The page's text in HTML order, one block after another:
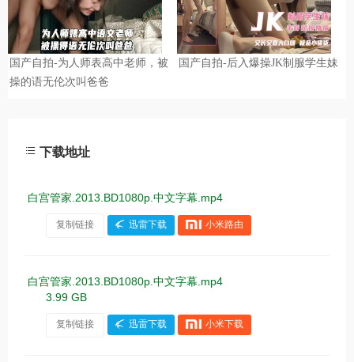
下载地址
白宫管家.2013.BD1080p.中文字幕.mp4
复制链接 迅雷下载 小米路由
白宫管家.2013.BD1080p.中文字幕.mp4
3.99 GB
复制链接 迅雷下载 小米下载